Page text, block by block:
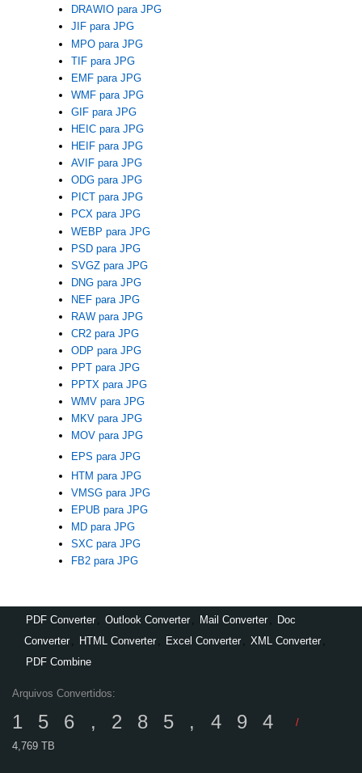
DRAWIO para JPG
JIF para JPG
MPO para JPG
TIF para JPG
EMF para JPG
WMF para JPG
GIF para JPG
HEIC para JPG
HEIF para JPG
AVIF para JPG
ODG para JPG
PICT para JPG
PCX para JPG
WEBP para JPG
PSD para JPG
SVGZ para JPG
DNG para JPG
NEF para JPG
RAW para JPG
CR2 para JPG
ODP para JPG
PPT para JPG
PPTX para JPG
WMV para JPG
MKV para JPG
MOV para JPG
EPS para JPG
HTM para JPG
VMSG para JPG
EPUB para JPG
MD para JPG
SXC para JPG
FB2 para JPG
PDF Converter , Outlook Converter , Mail Converter ,
Doc
Converter , HTML Converter , Excel Converter , XML Converter ,
PDF Combine
Arquivos Convertidos:
156,285,494
/
4,769 TB